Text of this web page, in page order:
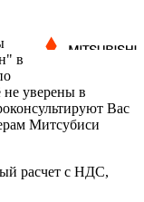
в
уверены в
Вас
Митсубиси
расчет с НДС,